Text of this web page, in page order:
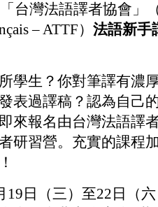
台灣法語譯者協會」
– ATTF） 法語新手
學生？你對筆譯有濃
表過譯稿？認為自己
來報名由台灣法語譯
研習營。充實的課程
19日（三）至22日（